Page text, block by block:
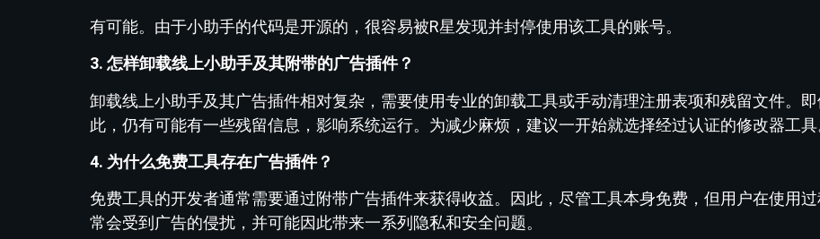
有可能。由于小助手的代码是开源的，很容易被R星发现并封停使用该工具的账号。
3. 怎样卸载线上小助手及其附带的广告插件？
卸载线上小助手及其广告插件相对复杂，需要使用专业的卸载工具或手动清理注册表项和残留文件。
此，仍有可能有一些残留信息，影响系统运行。为减少麻烦，建议一开始就选择经过认证的修改器工具
4. 为什么免费工具存在广告插件？
免费工具的开发者通常需要通过附带广告插件来获得收益。因此，尽管工具本身免费，但用户在使用过
常会受到广告的侵扰，并可能因此带来一系列隐私和安全问题。